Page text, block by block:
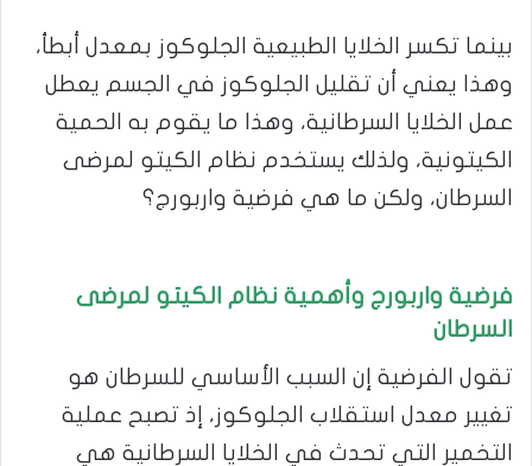
بينما تكسر الخلايا الطبيعية الجلوكوز بمعدل أبطأ،
وهذا يعني أن تقليل الجلوكوز في الجسم يعطل
عمل الخلايا السرطانية، وهذا ما يقوم به الحمية
الكيتونية، ولذلك يستخدم نظام الكيتو لمرضى
السرطان، ولكن ما هي فرضية واربورج؟
فرضية واربورج وأهمية نظام الكيتو لمرضى
السرطان
تقول الفرضية إن السبب الأساسي للسرطان هو
تغيير معدل استقلاب الجلوكوز، إذ تصبح عملية
التخمير التي تحدث في الخلايا السرطانية هي